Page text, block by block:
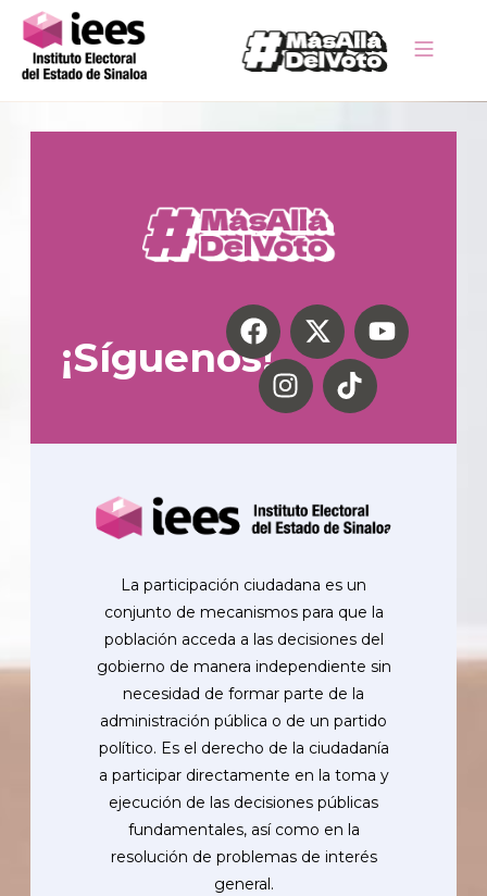
¡Síguenos!
La participación ciudadana es un
conjunto de mecanismos para que la
población acceda a las decisiones del
gobierno de manera independiente sin
necesidad de formar parte de la
administración pública o de un partido
político. Es el derecho de la ciudadanía
a participar directamente en la toma y
ejecución de las decisiones públicas
fundamentales, así como en la
resolución de problemas de interés
general.